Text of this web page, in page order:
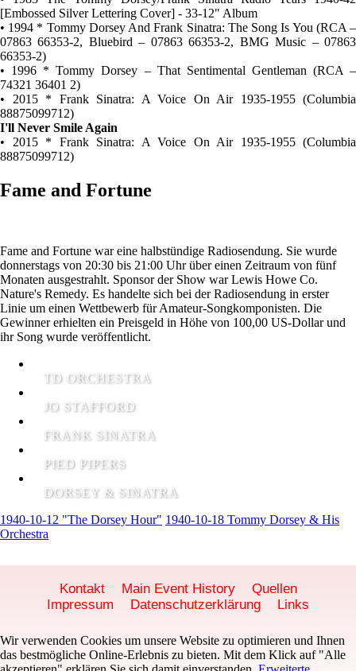
[Embossed Silver Lettering Cover] - 33-12" Album
• 1994 * Tommy Dorsey And Frank Sinatra: The Song Is You (RCA ‎–
07863 66353-2, Bluebird ‎– 07863 66353-2, BMG Music ‎– 07863
66353-2)
• 1996 * Tommy Dorsey ‎– That Sentimental Gentleman (RCA ‎–
74321 36401 2)
• 2015 * Frank Sinatra: A Voice On Air 1935-1955 (Columbia
88875099712)
I'll Never Smile Again
• 2015 * Frank Sinatra: A Voice On Air 1935-1955 (Columbia
88875099712)
Fame and Fortune
Fame and Fortune war eine halbstündige Radiosendung. Sie wurde
donnerstags von 20:30 bis 21:00 Uhr über einen Zeitraum von fünf
Monaten ausgestrahlt. Sponsor der Show war Lewis Howe Co.
Nature's Remedy. Es handelte sich bei der Radiosendung in erster
Linie um einen Wettbewerb für Amateur-Songkomponisten. Die
Gewinner erhielten ein Preisgeld in Höhe von 100,00 US-Dollar und
ihr Song wurde veröffentlicht.
TD ORCHESTRA
JO STAFFORD
FRANK SINATRA
PIED PIPERS
DORSEY & SINATRA
1940-10-12 "The Dorsey Hour" 1940-10-18 Tommy Dorsey & His
Orchestra
Kontakt Main Event History
Quellen
Impressum
Datenschutzerklärung Links
Wir verwenden Cookies um unsere Website zu optimieren und Ihnen
das bestmögliche Online-Erlebnis zu bieten. Mit dem Klick auf "Alle